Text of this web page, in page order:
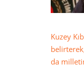
Kuzey
da